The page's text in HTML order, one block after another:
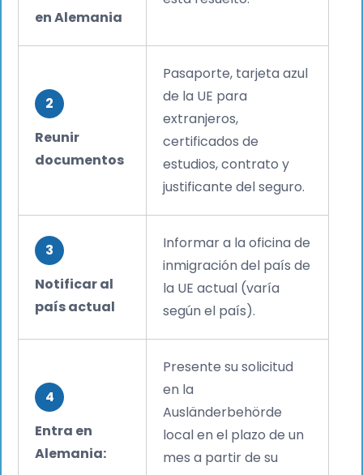
en Alemania
2
Reunir
documentos
Pasaporte, tarjeta azul
de la UE para
extranjeros,
certificados de
estudios, contrato y
justificante del seguro.
3
Notificar al
país actual
Informar a la oficina de
inmigración del país de
la UE actual (varía
según el país).
4
Entra en
Alemania:
Presente su solicitud
en la
Ausländerbehörde
local en el plazo de un
mes a partir de su